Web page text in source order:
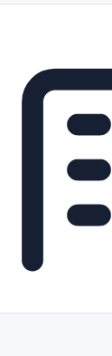
Freelance